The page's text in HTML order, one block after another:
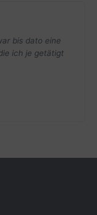
bis dato eine
ich je getätigt